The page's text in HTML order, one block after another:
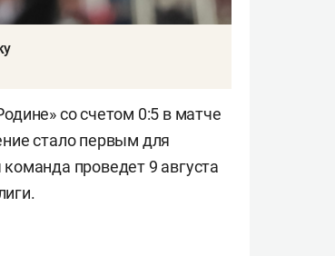
со счетом 0:5 в матче
стало первым для
проведет 9 августа